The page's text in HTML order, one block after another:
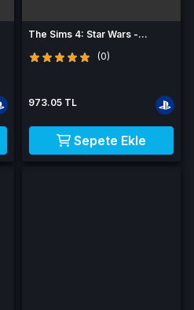
The Sims 4: Star Wars -
Journey to Batuu (DLC) (PS4)
(EU)
(0)
973.05 TL
Sepete Ekle